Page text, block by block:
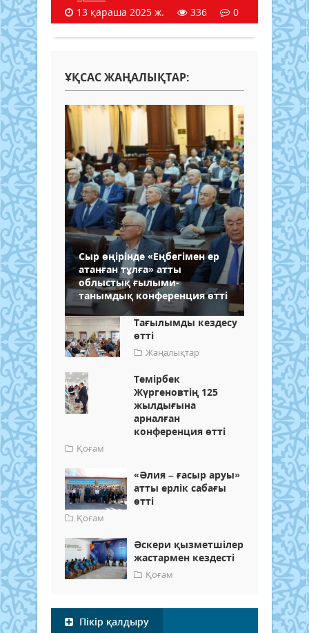
13 қараша 2025 ж.
336 0
ҰҚСАС ЖАҢАЛЫҚТАР:
Сыр өңірінде «Еңбегімен ер
атанған тұлға» атты
облыстық ғылыми-
танымдық конференция өтті
Тағылымды кездесу
өтті
Жаңалықтар
Темірбек
Жүргеновтің 125
жылдығына
арналған
конференция өтті
Қоғам
«Әлия – ғасыр аруы»
атты ерлік сабағы
өтті
Қоғам
Әскери қызметшілер
жастармен кездесті
Қоғам
Пікір қалдыру